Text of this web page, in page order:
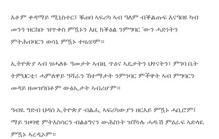
እቶም ቀዳማይ ሚኒስተር፤ ቑጠባ ኣፍሪካ ኣብ ዓለም ብቕልጡፍ እናዓበዩ ካብ
መንጎ ዝርከቡ ዝጥቀስ ምዃኑን እዚ ክቕፅል ንምግባር ‘ውን ሓድነትን
ምትሕብባርን ወሳኒ ምዃኑ ተዛሪቦም።
ኢትዮጵያ ኣብ ዝሓለፉ ዓመታት ኣብዚ ጥዕና ኣዴታትን ህፃናትን፣ ምገባ ቤት
ትምህርቲ፣ ሓምለዋይ ዓሻራን ኸተማታት ንምንባር ምችዋት ኣብ ምግባርን
መዳይ ዘመዝገበቶም ውፅኢታት ኣብሪሆም።
ዓብዪ ግድብ ህዳሰ ኢትዮጵያ ብልሒ ኣፍሪካውያን ዘርእይ ምዃኑ ሓቢሮም፤
ማይ ንዞባዊ ምትእስሳርን ብልፅግናን ውሕስነት ዝኾነሉ ሓዱሽ ምዕራፍ ኣድላዪ
ምዃኑ ኣረዲኦም።